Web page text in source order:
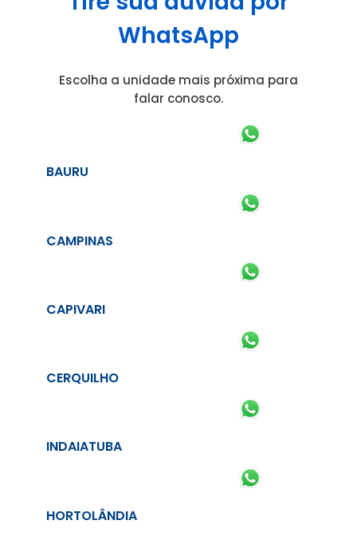
WhatsApp
Escolha a unidade mais próxima para
falar conosco.
BAURU
CAMPINAS
CAPIVARI
CERQUILHO
INDAIATUBA
HORTOLÂNDIA